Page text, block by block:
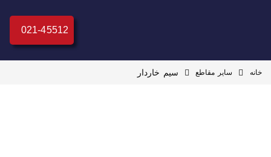
021-45512
خانه سایر مقاطع سیم خاردار